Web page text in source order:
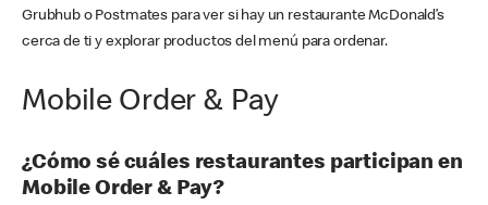
Grubhub o Postmates para ver si hay un restaurante McDonald’s
cerca de ti y explorar productos del menú para ordenar.
Mobile Order & Pay
¿Cómo sé cuáles restaurantes participan en
Mobile Order & Pay?